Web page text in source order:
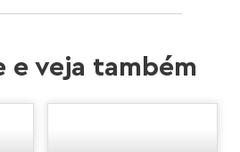
e veja também